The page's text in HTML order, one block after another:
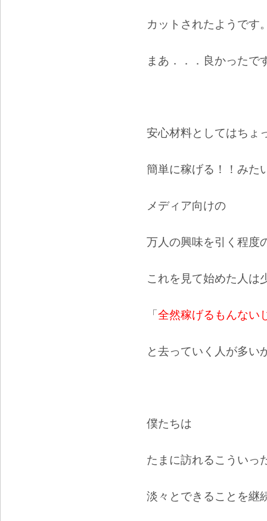
カットされたようです
まあ．．．良かったで
安心材料としてはちょ
簡単に稼げる！！みた
メディア向けの
万人の興味を引く程度
これを見て始めた人は
「全然稼げるもんない
と去っていく人が多い
僕たちは
たまに訪れるこういっ
淡々とできることを継